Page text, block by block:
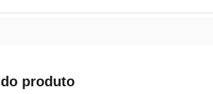
produto